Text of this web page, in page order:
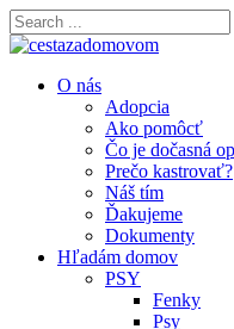
O nás
Adopcia
Ako pomôcť
Čo je dočasná
Prečo kastrovať?
Náš tím
Ďakujeme
Dokumenty
Hľadám domov
PSY
Fenky
Psy